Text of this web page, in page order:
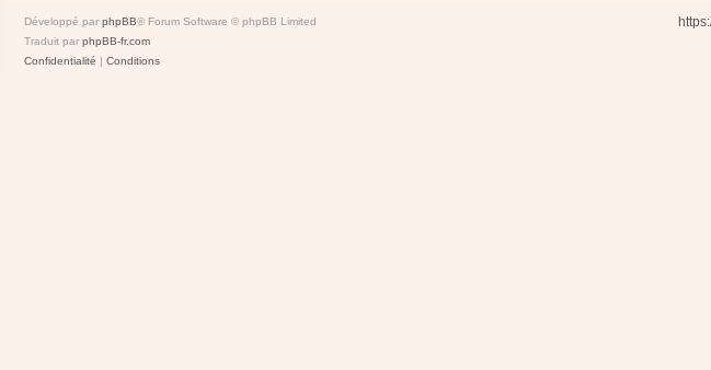
Développé par phpBB® Forum Software © phpBB Limited
Traduit par phpBB-fr.com
Confidentialité | Conditions